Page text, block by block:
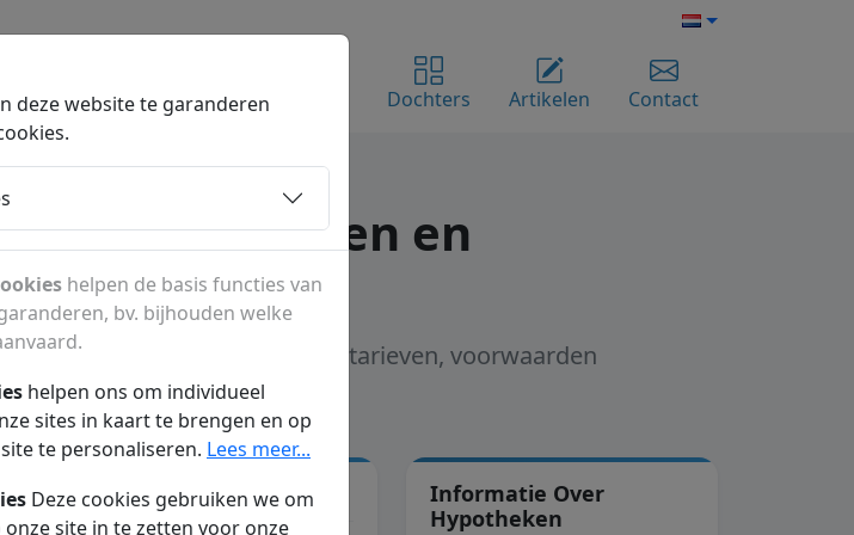
Dochters Artikelen Contact
leningen en
leningen. Ontdek tarieven, voorwaarden
bespaartips.
Informatie Over Lenen
Informatie Over
Hypotheken
deze website te garanderen
helpen de basis functies van
bv. bijhouden welke
helpen ons om individueel
sites in kaart te brengen en op
te personaliseren. Lees meer...
Deze cookies gebruiken we om
site in te zetten voor onze